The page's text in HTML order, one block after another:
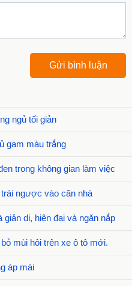
ngủ tối giản
gam màu trắng
trong không gian làm việc
ngược vào căn nhà
dị, hiện đại và ngăn nắp
mùi hôi trên xe ô tô mới.
áp mái